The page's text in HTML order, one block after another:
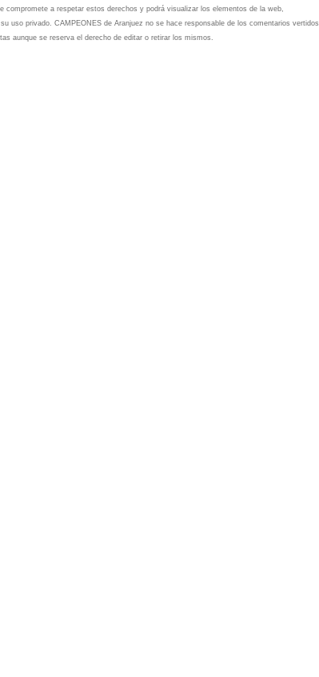
compromete a respetar estos derechos y podrá visualizar los elementos de la web,
uso privado. CAMPEONES de Aranjuez no se hace responsable de los comentarios vertidos
aunque se reserva el derecho de editar o retirar los mismos.